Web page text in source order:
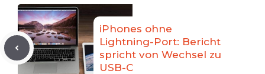
iPhones ohne
Lightning-Port: Bericht
spricht von Wechsel zu
USB-C